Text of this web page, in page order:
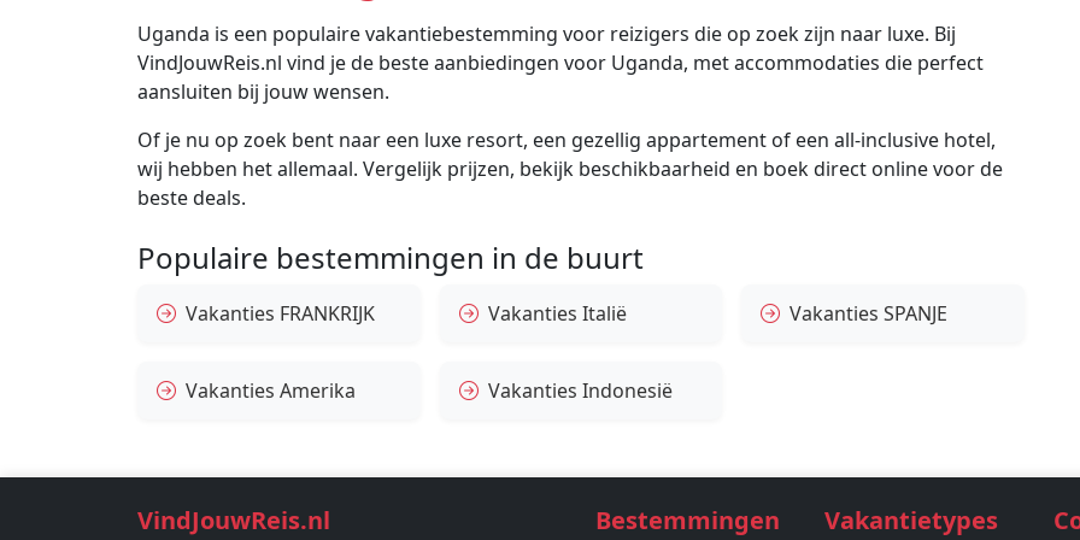
Uganda is een populaire vakantiebestemming voor reizigers die op zoek zijn naar luxe. Bij
VindJouwReis.nl vind je de beste aanbiedingen voor Uganda, met accommodaties die perfect
aansluiten bij jouw wensen.
Of je nu op zoek bent naar een luxe resort, een gezellig appartement of een all-inclusive hotel,
wij hebben het allemaal. Vergelijk prijzen, bekijk beschikbaarheid en boek direct online voor de
beste deals.
Populaire bestemmingen in de buurt
Vakanties FRANKRIJK Vakanties Italië Vakanties SPANJE
Vakanties Amerika Vakanties Indonesië
VindJouwReis.nl Bestemmingen Vakantietypes